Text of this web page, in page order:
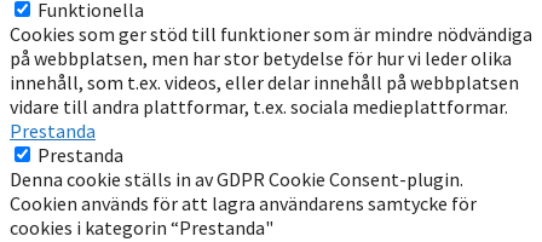
Funktionella
Cookies som ger stöd till funktioner som är mindre nödvändiga
på webbplatsen, men har stor betydelse för hur vi leder olika
innehåll, som t.ex. videos, eller delar innehåll på webbplatsen
vidare till andra plattformar, t.ex. sociala medieplattformar.
Prestanda
Prestanda
Denna cookie ställs in av GDPR Cookie Consent-plugin.
Cookien används för att lagra användarens samtycke för
cookies i kategorin “Prestanda"